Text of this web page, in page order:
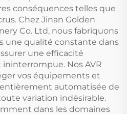
conséquences telles que
Chez Jinan Golden
Co. Ltd, nous fabriquons
une qualité constante dans
une efficacité
Nos AVR
vos équipements et
automatisée de
variation indésirable.
dans les domaines